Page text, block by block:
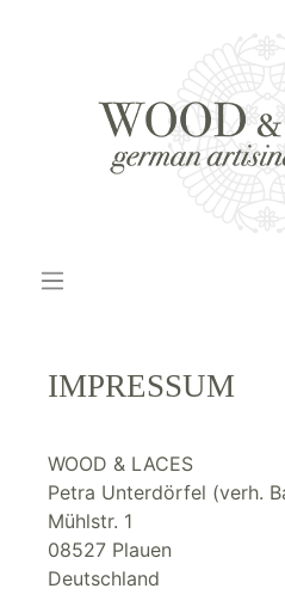
IMPRESSUM
WOOD & LACES
Petra Unterdörfel (verh.
Mühlstr. 1
08527 Plauen
Deutschland